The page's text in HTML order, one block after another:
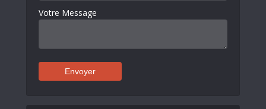
Votre Message